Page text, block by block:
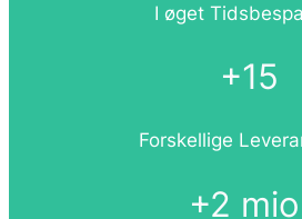
I øget
+15
Forskellige
+2